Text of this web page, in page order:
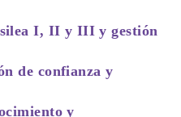
I, II y III y gestión
de confianza y
y